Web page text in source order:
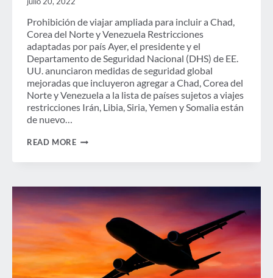
Prohibición de viajar ampliada para incluir a Chad,
Corea del Norte y Venezuela Restricciones
adaptadas por país Ayer, el presidente y el
Departamento de Seguridad Nacional (DHS) de EE.
UU. anunciaron medidas de seguridad global
mejoradas que incluyeron agregar a Chad, Corea del
Norte y Venezuela a la lista de países sujetos a viajes
restricciones Irán, Libia, Siria, Yemen y Somalia están
de nuevo…
READ MOREPROHIBICIÓN
INCLUIR
A
CHAD,
COREA
DEL
VENEZUELA